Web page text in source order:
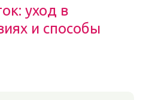
уход в
и способы